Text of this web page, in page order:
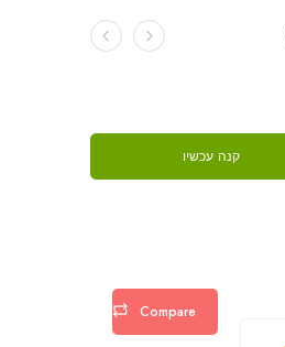
קנה עכשיו
Compare